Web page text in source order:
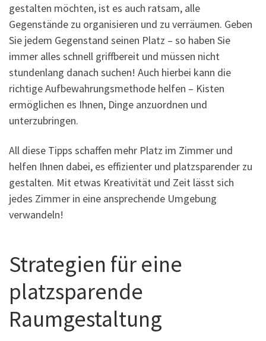
gestalten möchten, ist es auch ratsam, alle
Gegenstände zu organisieren und zu verräumen. Geben
Sie jedem Gegenstand seinen Platz – so haben Sie
immer alles schnell griffbereit und müssen nicht
stundenlang danach suchen! Auch hierbei kann die
richtige Aufbewahrungsmethode helfen – Kisten
ermöglichen es Ihnen, Dinge anzuordnen und
unterzubringen.
All diese Tipps schaffen mehr Platz im Zimmer und
helfen Ihnen dabei, es effizienter und platzsparender zu
gestalten. Mit etwas Kreativität und Zeit lässt sich
jedes Zimmer in eine ansprechende Umgebung
verwandeln!
Strategien für eine
platzsparende
Raumgestaltung